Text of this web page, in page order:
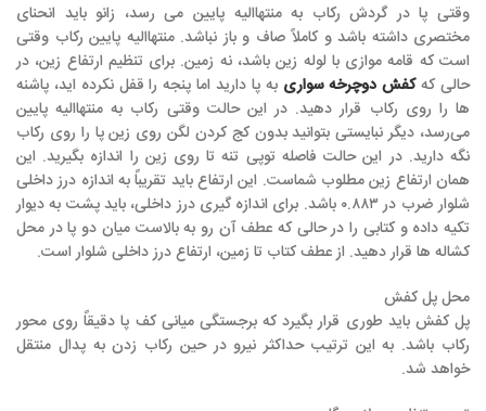
وقتی پا در گردش رکاب به منتهاالیه پایین می رسد، زانو باید انحنای
مختصری داشته باشد و کاملاً صاف و باز نباشد. منتهاالیه پایین رکاب وقتی
است که قامه موازی با لوله زین باشد، نه زمین. برای تنظیم ارتفاع زین، در
حالی کهکفش دوچرخه سواری به پا دارید اما پنجه را قفل نکرده اید، پاشنه
ها را روی رکاب قرار دهید. در این حالت وقتی رکاب به منتهاالیه پایین
می‌رسد، دیگر نبایستی بتوانید بدون کج کردن لگن روی زین پا را روی رکاب
نگه دارید. در این حالت فاصله توپی تنه تا روی زین را اندازه بگیرید. این
همان ارتفاع زین مطلوب شماست. این ارتفاع باید تقریباً به اندازه درز داخلی
شلوار ضرب در ۰.۸۸۳ باشد. برای اندازه گیری درز داخلی، باید پشت به دیوار
تکیه داده و کتابی را در حالی که عطف آن رو به بالاست میان دو پا در محل
کشاله ها قرار دهید. از عطف کتاب تا زمین، ارتفاع درز داخلی شلوار است.
محل پل کفش
پل کفش باید طوری قرار بگیرد که برجستگی میانی کف پا دقیقاً روی محور
رکاب باشد. به این ترتیب حداکثر نیرو در حین رکاب زدن به پدال منتقل
خواهد شد.